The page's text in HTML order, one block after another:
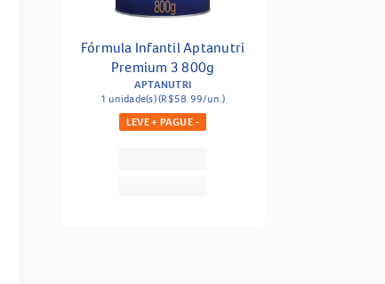
Fórmula Infantil Aptanutri
Premium 3 800g
APTANUTRI
1 unidade(s) (R$58.99/un.)
LEVE + PAGUE -